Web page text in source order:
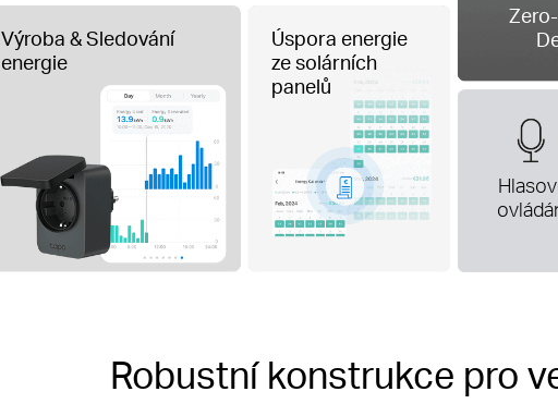
Výroba & Sledování
energie
Úspora energie
ze solárních
panelů
Robustní konstrukce pro